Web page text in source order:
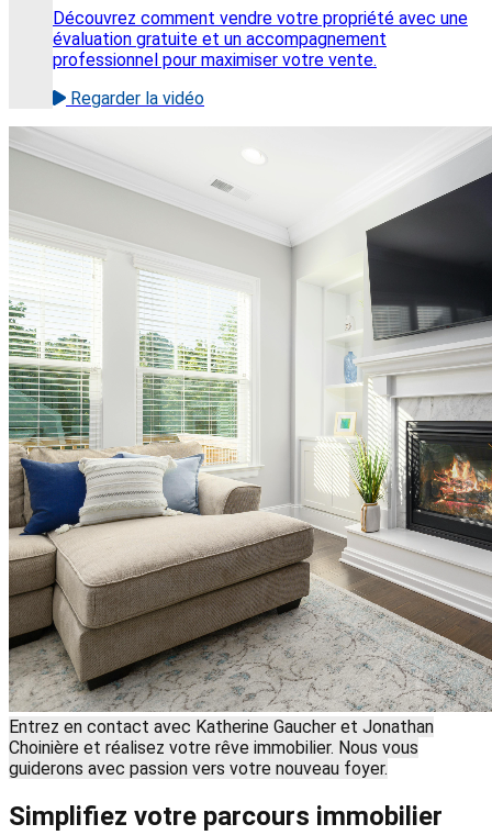
Découvrez comment vendre votre propriété avec une
évaluation gratuite et un accompagnement
professionnel pour maximiser votre vente.
Regarder la vidéo
Entrez en contact avec Katherine Gaucher et Jonathan
Choinière et réalisez votre rêve immobilier. Nous vous
guiderons avec passion vers votre nouveau foyer.
Simplifiez votre parcours immobilier